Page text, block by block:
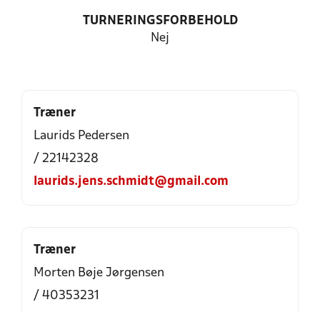
TURNERINGSFORBEHOLD
Nej
Træner
Laurids Pedersen
/ 22142328
laurids.jens.schmidt@gmail.com
Træner
Morten Bøje Jørgensen
/ 40353231